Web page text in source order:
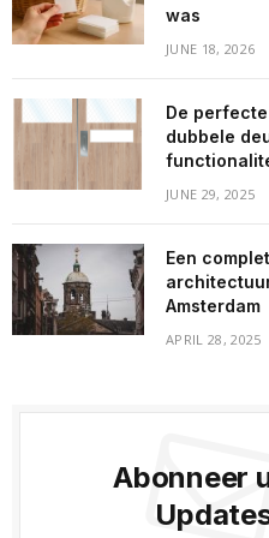
was
JUNE 18, 2026
De
dubbele
JUNE 29, 2025
Een
Amsterdam
APRIL 28, 2025
Abonneer